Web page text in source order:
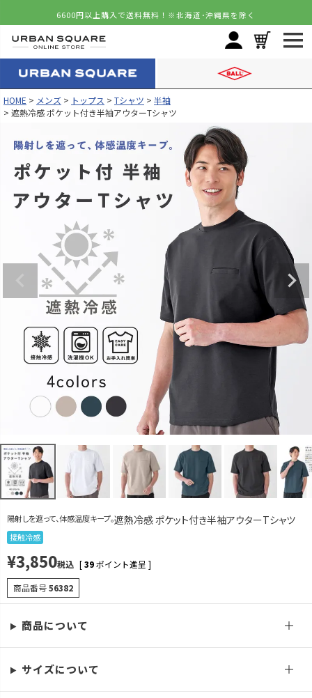
6600円以上購入で送料無料！ ※北海道･沖縄県を除く
HOME メンズ トップス Tシャツ
半袖
遮熱冷感 ポケット付き半袖アウターTシャツ
陽射しを遮って、体感温度キープ。遮熱冷感 ポケット付き半袖アウターTシャツ
接触冷感
¥3,850税込 [39ポイント進呈 ]
商品番号56382
サイズ
ホワイト
カートに入れる
L カートに入れる
LL カートに入れる
グレージュ
M
カートに入れる
L
残りわずか
カートに入れる
カートに入れる
ブルーグリーン
カートに入れる
スミクロ
M
LL
商品について
サイズについて